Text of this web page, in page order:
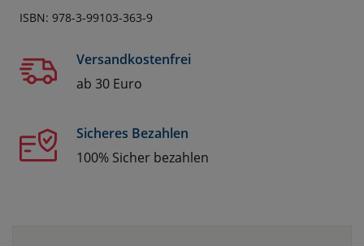
ISBN: 978-3-99103-363-9
Versandkostenfrei
ab 30 Euro
Sicheres Bezahlen
100% Sicher bezahlen